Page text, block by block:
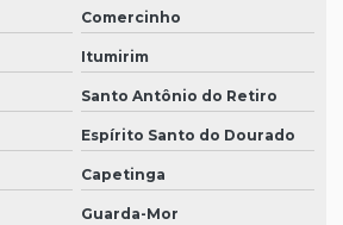
Comercinho
Itumirim
Santo Antônio do Retiro
Espírito Santo do Dourado
Capetinga
Guarda-Mor